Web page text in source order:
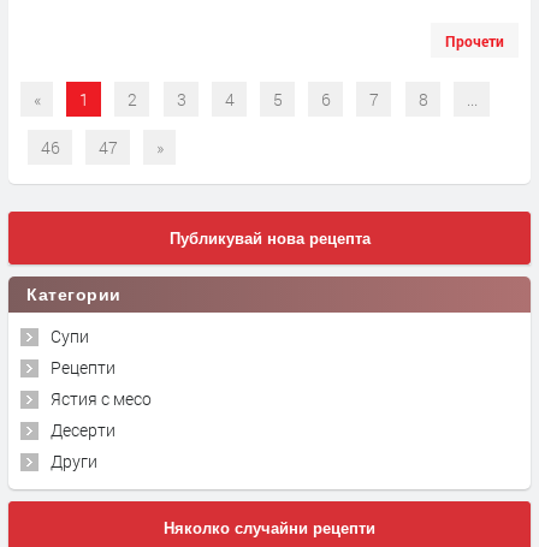
Прочети
« 1 2 3 4 5 6 7 8 ...
46 47 »
Публикувай нова рецепта
Категории
Супи
Рецепти
Ястия с месо
Десерти
Други
Няколко случайни рецепти